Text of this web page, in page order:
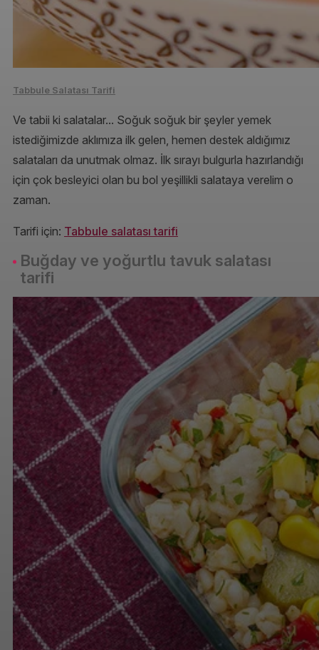
Tabbule Salatası Tarifi
Ve tabii ki salatalar... Soğuk soğuk bir şeyler yemek
istediğimizde aklımıza ilk gelen, hemen destek aldığımız
salataları da unutmak olmaz. İlk sırayı bulgurla hazırlandığı
için çok besleyici olan bu bol yeşillikli salataya verelim o
zaman.
Tarifi için: Tabbule salatası tarifi
Buğday ve yoğurtlu tavuk salatası
tarifi